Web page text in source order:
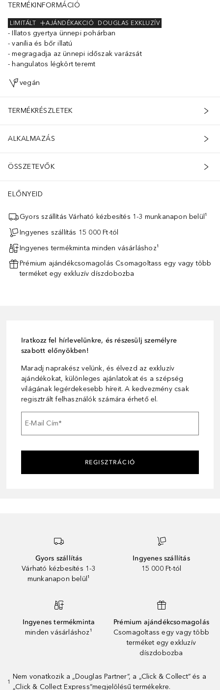
TERMÉKINFORMÁCIÓ
DOUGLAS EXKLUZÍV
AJÁNDÉKAKCIÓ
LIMITÁLT
Illatos gyertya ünnepi pohárban
vanília és bőr illatú
megragadja az ünnepi időszak varázsát
hangulatos légkört teremt
vegán
TERMÉKRÉSZLETEK
ALKALMAZÁS
ÖSSZETEVŐK
ELŐNYEID
Gyors szállítás Várható kézbesítés 1-3 munkanapon belül¹
Ingyenes szállítás 15 000 Ft-tól
Ingyenes termékminta minden vásárláshoz¹
Prémium ajándékcsomagolás Csomagoltass egy vagy több
terméket egy exkluzív díszdobozba
Iratkozz fel hírlevelünkre, és részesülj személyre
szabott előnyökben!
Maradj naprakész velünk, és élvezd az exkluzív
ajándékokat, különleges ajánlatokat és a szépség
világának legérdekesebb híreit. A kedvezmény csak
regisztrált felhasználók számára érhető el.
E-Mail Cím*
REGISZTRÁCIÓ
Gyors szállítás
Várható kézbesítés 1-3
munkanapon belül¹
Ingyenes szállítás
15 000 Ft-tól
Ingyenes termékminta
minden vásárláshoz¹
Prémium ajándékcsomagolás
Csomagoltass egy vagy több
terméket egy exkluzív
díszdobozba
1
Nem vonatkozik a „Douglas Partner”, a „Click & Collect” és a
„Click & Collect Express”megjelölésű termékekre.